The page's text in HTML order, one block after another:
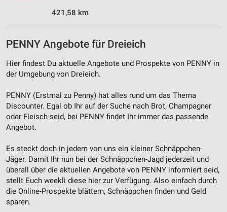
421,58 km
PENNY Angebote für Dreieich
Hier findest Du aktuelle Angebote und Prospekte von PENNY in
der Umgebung von Dreieich.
PENNY (Erstmal zu Penny) hat alles rund um das Thema
Discounter. Egal ob Ihr auf der Suche nach Brot, Champagner
oder Fleisch seid, bei PENNY findet Ihr immer das passende
Angebot.
Es steckt doch in jedem von uns ein kleiner Schnäppchen-
Jäger. Damit Ihr nun bei der Schnäppchen-Jagd jederzeit und
überall über die aktuellen Angebote von PENNY informiert seid,
stellt Euch weekli diese hier zur Verfügung. Also einfach durch
die Online-Prospekte blättern, Schnäppchen finden und Geld
sparen.
Werbung